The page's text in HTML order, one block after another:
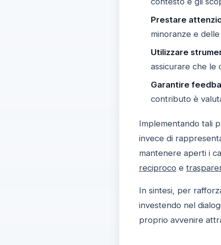
Prestare
minoranze e
Utilizzare
assicurare che le
Garantire
contributo è
Implementando tali
invece di
mantenere aperti i
reciproco e
In sintesi, per
investendo nel
proprio avvenire